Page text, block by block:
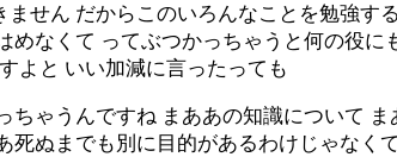
せん だからこのいろんなことを勉強す
なくて ってぶつかっちゃうと何の役
よと いい加減に言ったっても
ゃうんですね まああの知識について
ぬまでも別に目的があるわけじゃなく